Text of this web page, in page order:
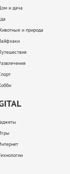
и дача
и природа